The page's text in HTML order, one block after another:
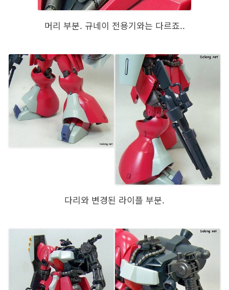
머리 부분. 규네이 전용기와는 다르죠..
다리와 변경된 라이플 부분.